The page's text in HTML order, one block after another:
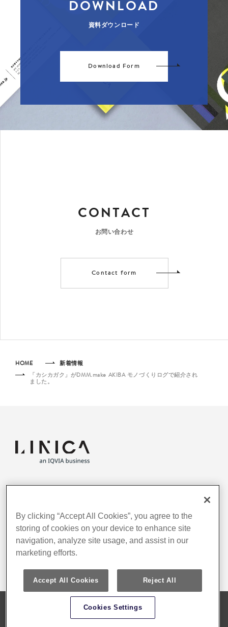
DOWNLOAD
資料ダウンロード
Download Form
CONTACT
お問い合わせ
Contact form
HOME 新着情報
「カシカガク」がDMM.make AKIBA モノづくりログで紹介され
ました。
102-0073 東京都千代田区九段北4-3-26 N-cross KUDAN 4F
03-3288-1681
4F, 4-3-26 N-cross KUDAN, Kudankita, Chiyoda-ku, Tokyo,
By clicking “Accept All Cookies”, you agree to the
storing of cookies on your device to enhance site
navigation, analyze site usage, and assist in our
marketing efforts.
Accept All Cookies Reject All
Cookies Settings